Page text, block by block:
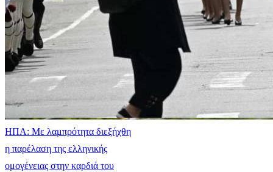
ΗΠΑ: Με λαμπρότητα διεξήχθη
η παρέλαση της ελληνικής
ομογένειας στην καρδιά του